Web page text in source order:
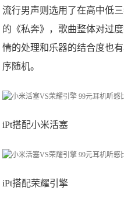
流行男声则选用了在高中低
的《私奔》，歌曲整体对过
情的处理和乐器的结合度也
序随机。
iPt搭配小米活塞
iPt搭配荣耀引擎